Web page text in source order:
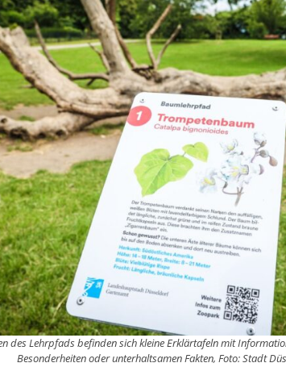
des Lehrpfads befinden sich kleine Erklärtafeln mit
Besonderheiten oder unterhaltsamen Fakten, Foto: Stadt